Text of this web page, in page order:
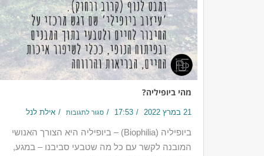
מהי ביופיליה?
21 במרץ 2022 17:53 סגור לתגובות אילת לנל
‎ביופיליה (Biophilia) – ביופיליה היא הצורך האנושי
המובנה לקשר עם כל מה שטבעי סביבנו – במגע,